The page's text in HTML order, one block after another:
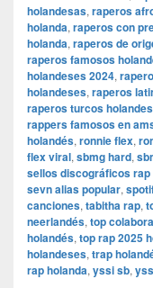
holandesas, raperos
holanda, raperos con
holanda, raperos de
raperos famosos
holandeses 2024,
holandeses, raperos
raperos turcos
rappers famosos en
holandés, ronnie flex,
flex viral, sbmg hard,
sellos discográficos rap
sevn alias popular,
canciones, tabitha rap,
neerlandés, top
holandés, top rap 2025
holandeses, trap
rap holanda, yssi sb,